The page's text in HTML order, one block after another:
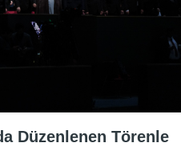
Düzenlenen Törenle